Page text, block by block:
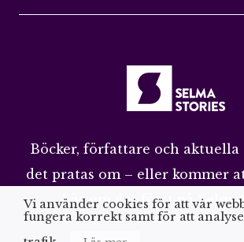
Böcker, författare och aktuella
det pratas om – eller kommer
Läs om det först på
Vi använder cookies för att vår
fungera korrekt samt för att